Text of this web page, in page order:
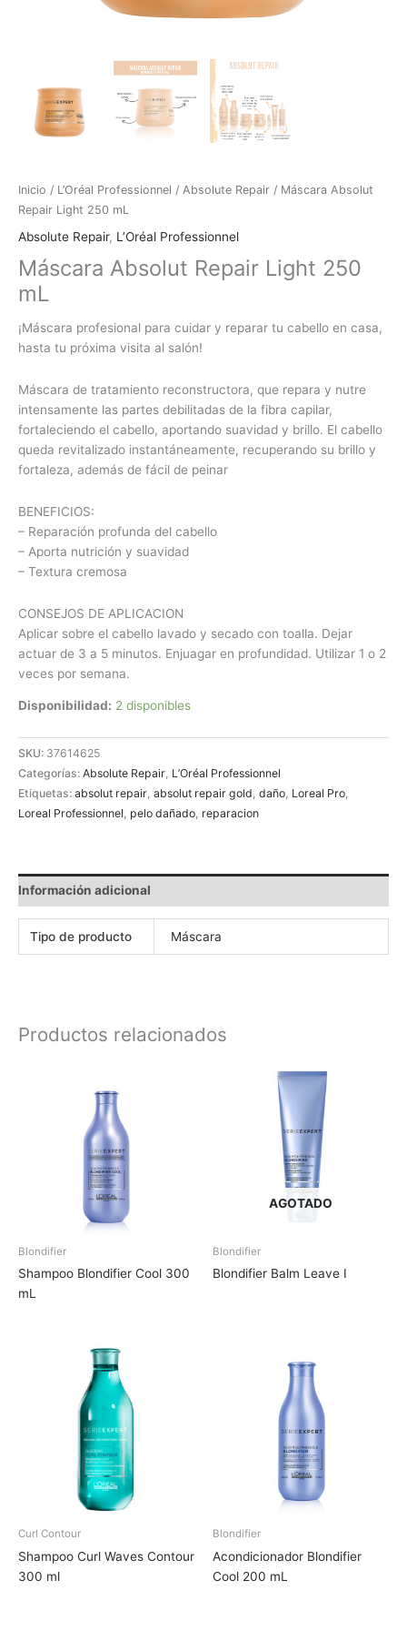
Inicio / L’Oréal Professionnel / Absolute Repair / Máscara Absolut
Repair Light 250 mL
Absolute Repair, L’Oréal Professionnel
Máscara Absolut Repair Light 250
mL
¡Máscara profesional para cuidar y reparar tu cabello en casa,
hasta tu próxima visita al salón!
Máscara de tratamiento reconstructora, que repara y nutre
intensamente las partes debilitadas de la fibra capilar,
fortaleciendo el cabello, aportando suavidad y brillo. El cabello
queda revitalizado instantáneamente, recuperando su brillo y
fortaleza, además de fácil de peinar
BENEFICIOS:
– Reparación profunda del cabello
– Aporta nutrición y suavidad
– Textura cremosa
CONSEJOS DE APLICACION
Aplicar sobre el cabello lavado y secado con toalla. Dejar
actuar de 3 a 5 minutos. Enjuagar en profundidad. Utilizar 1 o 2
veces por semana.
Disponibilidad: 2 disponibles
SKU: 37614625
Categorías: Absolute Repair, L’Oréal Professionnel
Etiquetas: absolut repair, absolut repair gold, daño, Loreal Pro,
Loreal Professionnel, pelo dañado, reparacion
Información adicional
Tipo de producto Máscara
Productos relacionados
Blondifier
Shampoo Blondifier Cool 300
mL
AGOTADO
Blondifier
Blondifier Balm Leave I
Curl Contour
Shampoo Curl Waves Contour
300 ml
Blondifier
Acondicionador Blondifier
Cool 200 mL